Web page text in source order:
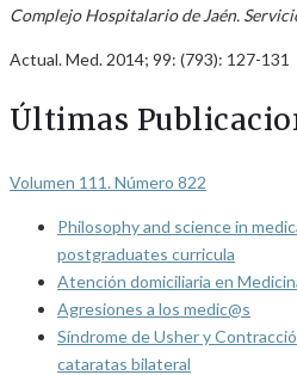
Complejo Hospitalario de Jaén.
Actual. Med. 2014; 99: (793): 127-131
Últimas
Volumen 111. Número 822
Philosophy and science in
postgraduates curricula
Atención domiciliaria en
Agresiones a los medic@s
Síndrome de Usher y
cataratas bilateral